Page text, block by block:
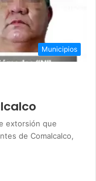
Municipios
extorsión que
de Comalcalco,